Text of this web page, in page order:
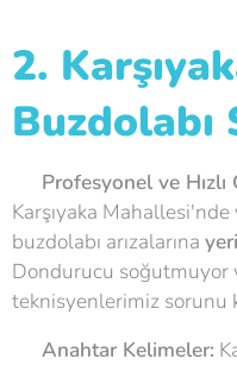
2.
Buzdolabı
Profesyonel ve Hızlı
Karşıyaka
buzdolabı arızalarına
Dondurucu soğutmuyor
teknisyenlerimiz sorunu
Anahtar Kelimeler: